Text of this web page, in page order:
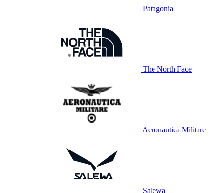
Patagonia
The North Face
Aeronautica Militare
Salewa